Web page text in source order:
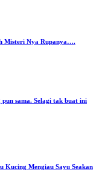
Misteri Nya Rupanya….
sama. Selagi tak buat ini
Kucing Mengiau Sayu Seakan